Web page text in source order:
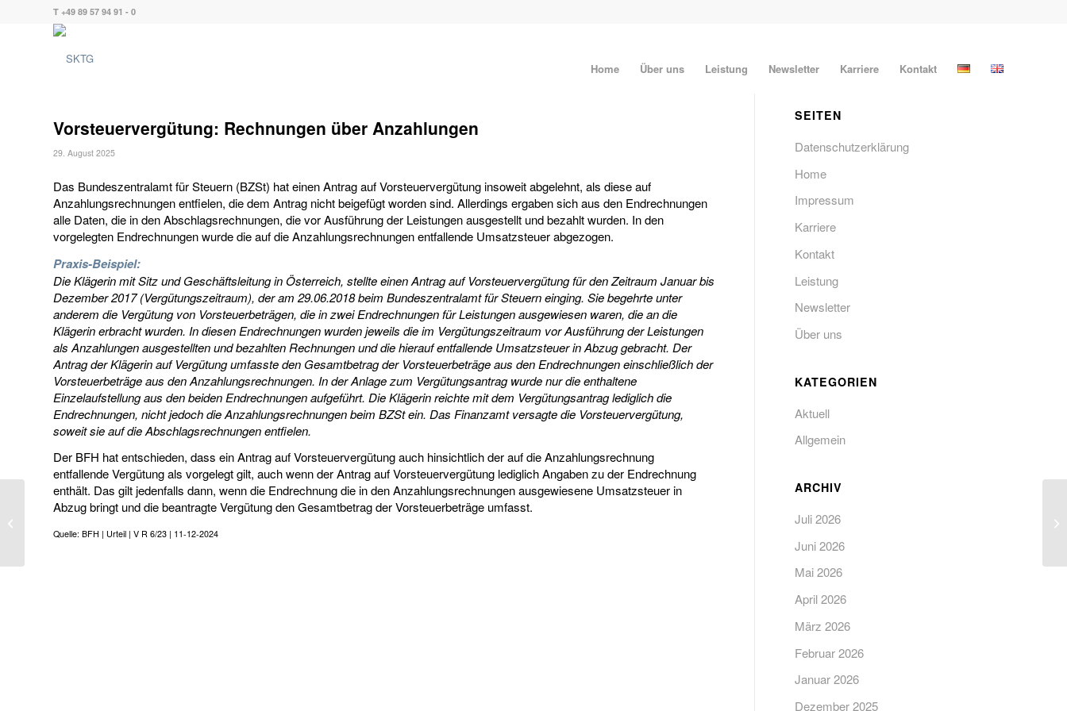
T +49 89 57 94 91 - 0
Home Über uns Leistung Newsletter Karriere Kontakt
Vorsteuervergütung: Rechnungen über Anzahlungen
29. August 2025
Das Bundeszentralamt für Steuern (BZSt) hat einen Antrag auf Vorsteuervergütung insoweit abgelehnt, als diese auf
Anzahlungsrechnungen entfielen, die dem Antrag nicht beigefügt worden sind. Allerdings ergaben sich aus den Endrechnungen
alle Daten, die in den Abschlagsrechnungen, die vor Ausführung der Leistungen ausgestellt und bezahlt wurden. In den
vorgelegten Endrechnungen wurde die auf die Anzahlungsrechnungen entfallende Umsatzsteuer abgezogen.
Praxis-Beispiel:
Die Klägerin mit Sitz und Geschäftsleitung in Österreich, stellte einen Antrag auf Vorsteuervergütung für den Zeitraum Januar bis
Dezember 2017 (Vergütungszeitraum), der am 29.06.2018 beim Bundeszentralamt für Steuern einging. Sie begehrte unter
anderem die Vergütung von Vorsteuerbeträgen, die in zwei Endrechnungen für Leistungen ausgewiesen waren, die an die
Klägerin erbracht wurden. In diesen Endrechnungen wurden jeweils die im Vergütungszeitraum vor Ausführung der Leistungen
als Anzahlungen ausgestellten und bezahlten Rechnungen und die hierauf entfallende Umsatzsteuer in Abzug gebracht. Der
Antrag der Klägerin auf Vergütung umfasste den Gesamtbetrag der Vorsteuerbeträge aus den Endrechnungen einschließlich der
Vorsteuerbeträge aus den Anzahlungsrechnungen. In der Anlage zum Vergütungsantrag wurde nur die enthaltene
Einzelaufstellung aus den beiden Endrechnungen aufgeführt. Die Klägerin reichte mit dem Vergütungsantrag lediglich die
Endrechnungen, nicht jedoch die Anzahlungsrechnungen beim BZSt ein. Das Finanzamt versagte die Vorsteuervergütung,
soweit sie auf die Abschlagsrechnungen entfielen.
Der BFH hat entschieden, dass ein Antrag auf Vorsteuervergütung auch hinsichtlich der auf die Anzahlungsrechnung
entfallende Vergütung als vorgelegt gilt, auch wenn der Antrag auf Vorsteuervergütung lediglich Angaben zu der Endrechnung
enthält. Das gilt jedenfalls dann, wenn die Endrechnung die in den Anzahlungsrechnungen ausgewiesene Umsatzsteuer in
Abzug bringt und die beantragte Vergütung den Gesamtbetrag der Vorsteuerbeträge umfasst.
Quelle: BFH | Urteil | V R 6/23 | 11-12-2024
SEITEN
Datenschutzerklärung
Home
Impressum
Karriere
Kontakt
Leistung
Newsletter
Über uns
KATEGORIEN
Aktuell
Allgemein
ARCHIV
Juli 2026
Juni 2026
Mai 2026
April 2026
März 2026
Februar 2026
Januar 2026
Dezember 2025
PKW: Entnahme aus
dem Betriebsvermögen